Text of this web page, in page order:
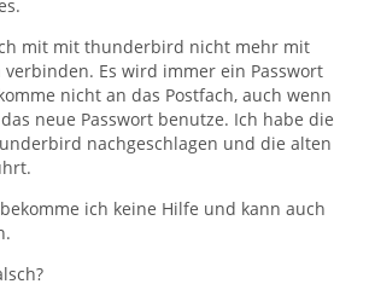
mit mit thunderbird nicht mehr mit
verbinden. Es wird immer ein Passwort
nicht an das Postfach, auch wenn
neue Passwort benutze. Ich habe die
nachgeschlagen und die alten
ich keine Hilfe und kann auch